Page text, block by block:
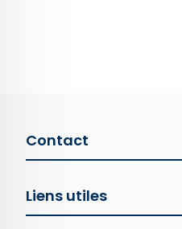
Contact
Liens utiles